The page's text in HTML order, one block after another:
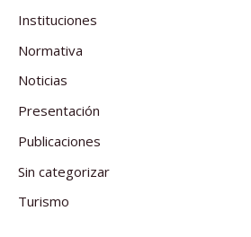
Instituciones
Normativa
Noticias
Presentación
Publicaciones
Sin categorizar
Turismo